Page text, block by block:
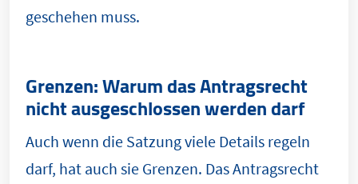
geschehen muss.
Grenzen: Warum das Antragsrecht
nicht ausgeschlossen werden darf
Auch wenn die Satzung viele Details regeln
darf, hat auch sie Grenzen. Das Antragsrecht